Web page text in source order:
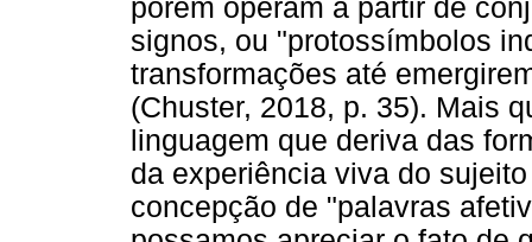
porém operam a partir de
signos, ou "protossímbolos
transformações até
(Chuster, 2018, p. 35). Mais
linguagem que deriva das
da experiência viva do
concepção de "palavras